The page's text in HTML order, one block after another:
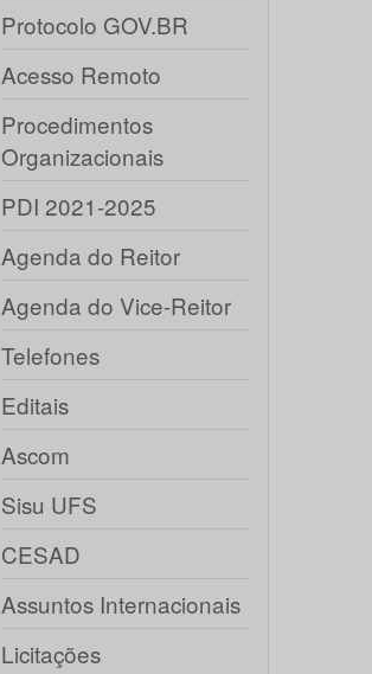
Protocolo GOV.BR
Acesso Remoto
Procedimentos
Organizacionais
PDI 2021-2025
Agenda do Reitor
Agenda do Vice-Reitor
Telefones
Editais
Ascom
Sisu UFS
CESAD
Assuntos Internacionais
Licitações